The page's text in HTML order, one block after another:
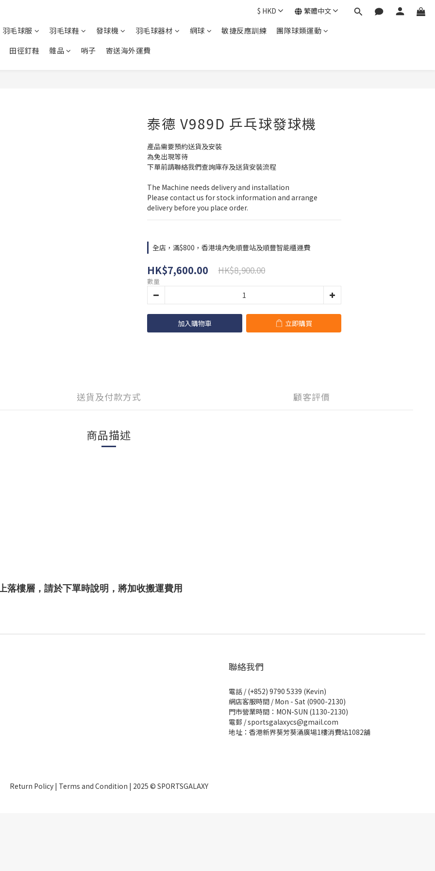
羽毛球服 羽毛球鞋 發球機 羽毛球器材 網球 敏捷反應訓練
團隊球類運動
田徑釘鞋
雜品 哨子 寄送海外運費
$ HKD 繁體中文
泰德 V989D 乒乓球發球機
產品需要預約送貨及安裝
為免出現等待
下單前請聯絡我們查詢庫存及送貨安裝流程
The Machine needs delivery and installation
Please contact us for stock information and arrange
delivery before you place order.
全店，滿$800，香港境內免順豐站及順豐智能櫃運費
HK$7,600.00 HK$8,900.00
數量
加入購物車 立即購買
送貨及付款方式 顧客評價
商品描述
落樓層，請於下單時說明，將加收搬運費用
聯絡我們
電話 / (+852) 9790 5339 (Kevin)
網店客服時間 / Mon - Sat (0900-2130)
門市營業時間：MON-SUN (1130-2130)
電郵 / sportsgalaxycs@gmail.com
地址：香港新界葵芳葵涌廣場1樓消費站1082舖
Return Policy| Terms and Condition | 2025 © SPORTSGALAXY